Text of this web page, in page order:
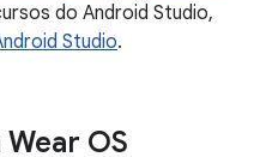
do Android Studio,
Studio.
OS